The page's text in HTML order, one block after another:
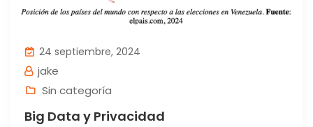
24 septiembre, 2024
jake
Sin categoría
Big Data y Privacidad